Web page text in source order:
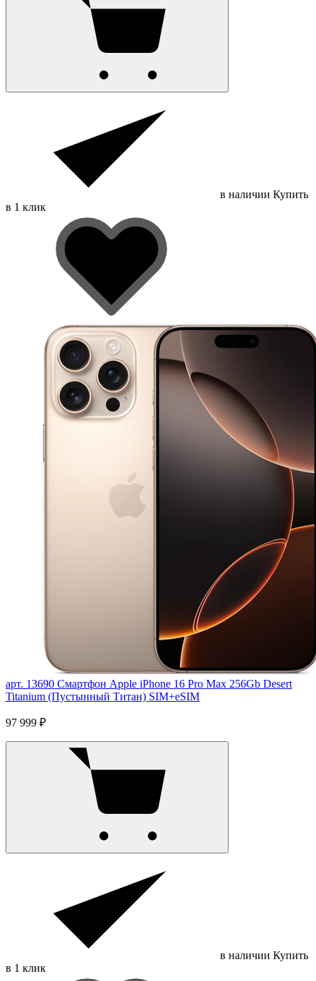
в наличии Купить
в 1 клик
арт. 13690 Смартфон Apple iPhone 16 Pro Max 256Gb Desert
Titanium (Пустынный Титан) SIM+eSIM
97 999 ₽
в наличии Купить
в 1 клик